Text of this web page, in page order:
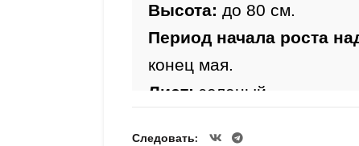
Высота:
конец мая.
Лист: зеленый.
Следовать